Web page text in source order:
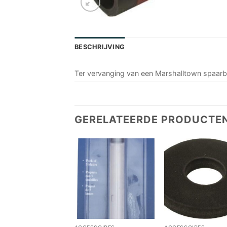
BESCHRIJVING
Ter vervanging van een Marshalltown
GERELATEERDE